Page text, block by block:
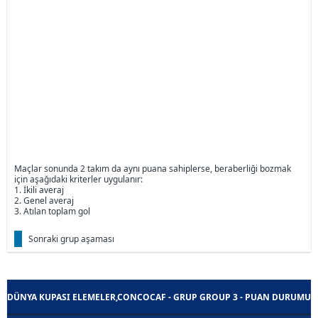
Maçlar sonunda 2 takım da aynı puana sahiplerse, beraberliği bozmak
için aşağıdaki kriterler uygulanır:
1. İkili averaj
2. Genel averaj
3. Atılan toplam gol
Sonraki grup aşaması
DÜNYA KUPASI ELEMELER,CONCOCAF - GRUP GROUP 3 - PUAN DURUMU